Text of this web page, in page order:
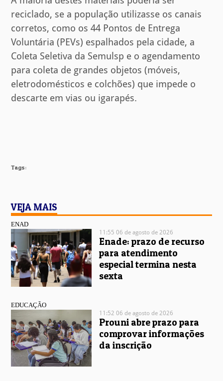
reciclado, se a população utilizasse os canais
corretos, como os 44 Pontos de Entrega
Voluntária (PEVs) espalhados pela cidade, a
Coleta Seletiva da Semulsp e o agendamento
para coleta de grandes objetos (móveis,
eletrodomésticos e colchões) que impede o
descarte em vias ou igarapés.
Tags:
VEJA MAIS
ENAD
11:55 06 de agosto de 2026
Enade: prazo de recurso
para atendimento
especial termina nesta
sexta
EDUCAÇÃO
11:52 06 de agosto de 2026
Prouni abre prazo para
comprovar informações
da inscrição